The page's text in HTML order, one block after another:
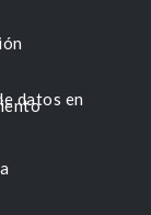
datos en